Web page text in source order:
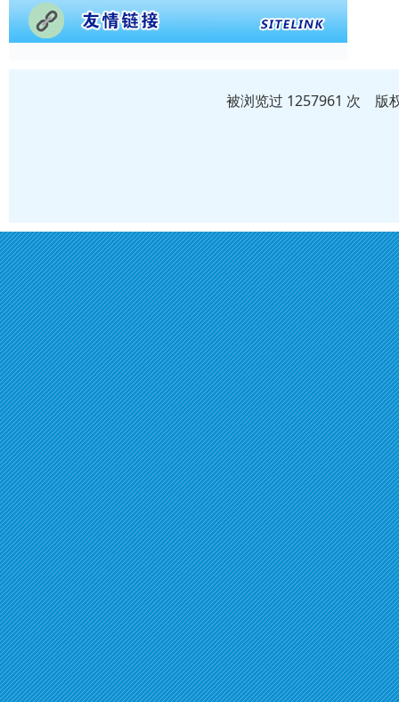
被浏览过 1257961 次 版